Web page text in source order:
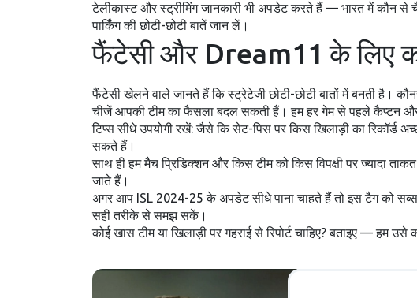
टेलीकास्ट और स्ट्रीमिंग जानकारी भी अपडेट करते हैं — भारत में कौन
पार्किंग की छोटी-छोटी बातें जान लें।
फैंटेसी और Dream11 के लिए
फैंटेसी खेलने वाले जानते हैं कि स्ट्रेटेजी छोटी-छोटी बातों में बनती है।
चीजें आपकी टीम का फैसला बदल सकती हैं। हम हर गेम से पहले कैप्टन
टिप्स सीधे उपयोगी रखें: जैसे कि सेट-पिस पर किस खिलाड़ी का रिकॉर्ड
सकते हैं।
साथ ही हम मैच प्रिडिक्शन और किस टीम को किस विपक्षी पर ज्यादा
जाते हैं।
अगर आप ISL 2024-25 के अपडेट सीधे पाना चाहते हैं तो इस टैग को
सही तरीके से समझ सकें।
कोई खास टीम या खिलाड़ी पर गहराई से रिपोर्ट चाहिए? बताइए — हम